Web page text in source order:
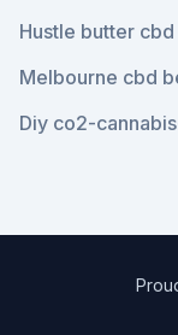
Hustle butter cbd
Melbourne cbd
Diy co2-